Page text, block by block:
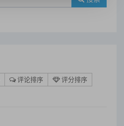
评论排序
评分排序